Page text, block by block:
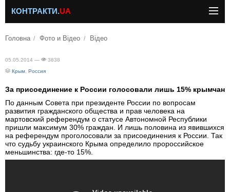
КОНТРАКТИ.UA
Головна Фото и Відео Відео
05.05.2014 —
3838
Крым Россия
За присоединение к России голосовали лишь 15% крымчан
По данным Совета при президенте России по вопросам
развития гражданского общества и прав человека на
мартовский референдум о статусе Автономной Республики
пришли максимум 30% граждан. И лишь половина из явившихся
на референдум проголосовали за присоединения к России. Так
что судьбу украинского Крыма определило пророссийское
меньшинства: где-то 15%.